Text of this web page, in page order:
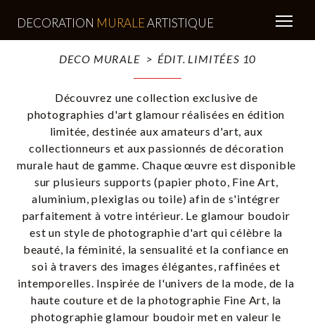
DECORATION MURALEARTISTIQUE
DECO MURALE ÉDIT. LIMITÉES 10
Découvrez une collection exclusive de
photographies d'art glamour réalisées en édition
limitée, destinée aux amateurs d'art, aux
collectionneurs et aux passionnés de décoration
murale haut de gamme. Chaque œuvre est disponible
sur plusieurs supports (papier photo, Fine Art,
aluminium, plexiglas ou toile) afin de s'intégrer
parfaitement à votre intérieur. Le glamour boudoir
est un style de photographie d'art qui célèbre la
beauté, la féminité, la sensualité et la confiance en
soi à travers des images élégantes, raffinées et
intemporelles. Inspirée de l'univers de la mode, de la
haute couture et de la photographie Fine Art, la
photographie glamour boudoir met en valeur le